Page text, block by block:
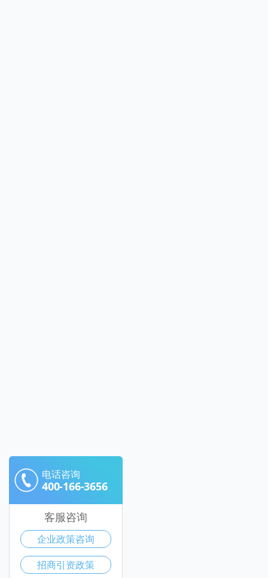
电话咨询
400-166-3656
客服咨询
企业政策咨询
招商引资政策